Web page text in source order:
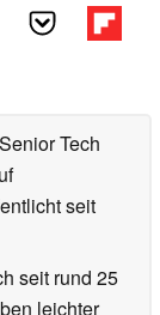
Tech
seit
seit rund 25
leichter